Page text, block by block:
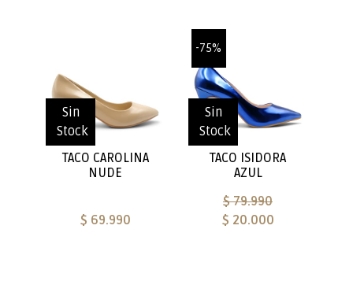
Sin
Stock
TACO CAROLINA
NUDE
$ 69.990
-75%
Sin
Stock
TACO ISIDORA
AZUL
$ 79.990
$ 20.000